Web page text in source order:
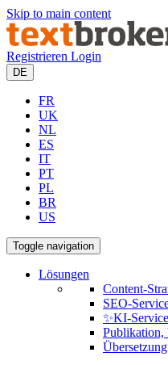
Skip to main content
Registrieren Login
DE
FR
UK
NL
ES
IT
PT
PL
BR
US
Toggle navigation
Lösungen
Content-
SEO-
✨KI-